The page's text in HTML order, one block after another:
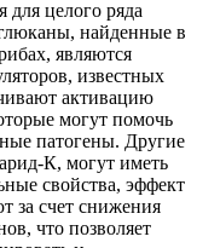
для целого ряда
найденные в
являются
известных
активацию
могут помочь
патогены. Другие
К, могут иметь
свойства, эффект
за счет снижения
что позволяет